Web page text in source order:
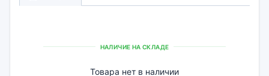
НАЛИЧИЕ НА СКЛАДЕ
Товара нет в наличии